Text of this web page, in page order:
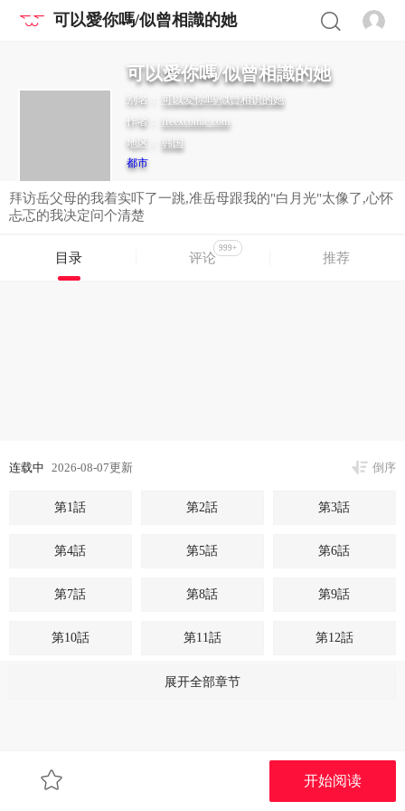
可以愛你嗎/似曾相識的她
可以愛你嗎/似曾相識的她
别名： 可以爱你吗/似曾相识的她
作者： freexcomic.com
地区： 韩国
都市
拜访岳父母的我着实吓了一跳,准岳母跟我的"白月光"太像了,心怀
忐忑的我决定问个清楚
目录 评论
999+
推荐
连载中 2026-08-07更新 倒序
第1話 第2話 第3話
第4話 第5話 第6話
第7話 第8話 第9話
第10話 第11話 第12話
第14話
第19話
开始阅读
展开全部章节